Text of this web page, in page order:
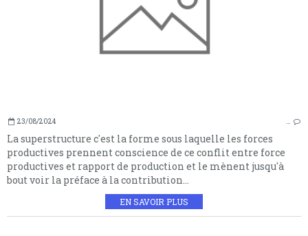
23/08/2024 …
La superstructure c'est la forme sous laquelle les forces
productives prennent conscience de ce conflit entre force
productives et rapport de production et le mènent jusqu'à
bout voir la préface à la contribution...
EN SAVOIR PLUS